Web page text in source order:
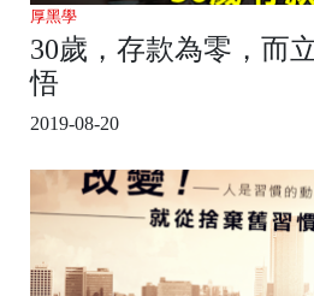
厚黑學
30歲，存款為零，而
悟
2019-08-20